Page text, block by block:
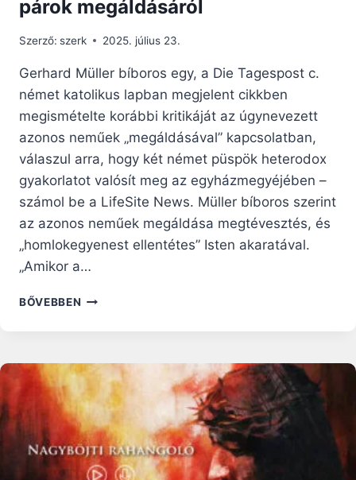
párok megáldásáról
Szerző: szerk 2025. július 23.
Gerhard Müller bíboros egy, a Die Tagespost c.
német katolikus lapban megjelent cikkben
megismételte korábbi kritikáját az úgynevezett
azonos neműek „megáldásával” kapcsolatban,
válaszul arra, hogy két német püspök heterodox
gyakorlatot valósít meg az egyházmegyéjében –
számol be a LifeSite News. Müller bíboros szerint
az azonos neműek megáldása megtévesztés, és
„homlokegyenest ellentétes” Isten akaratával.
„Amikor a…
BŐVEBBEN MÜLLER
NÉMET
PÜSPÖKNEK
AZ
AZONOS
NEMŰ
PÁROK
MEGÁLDÁSÁRÓL